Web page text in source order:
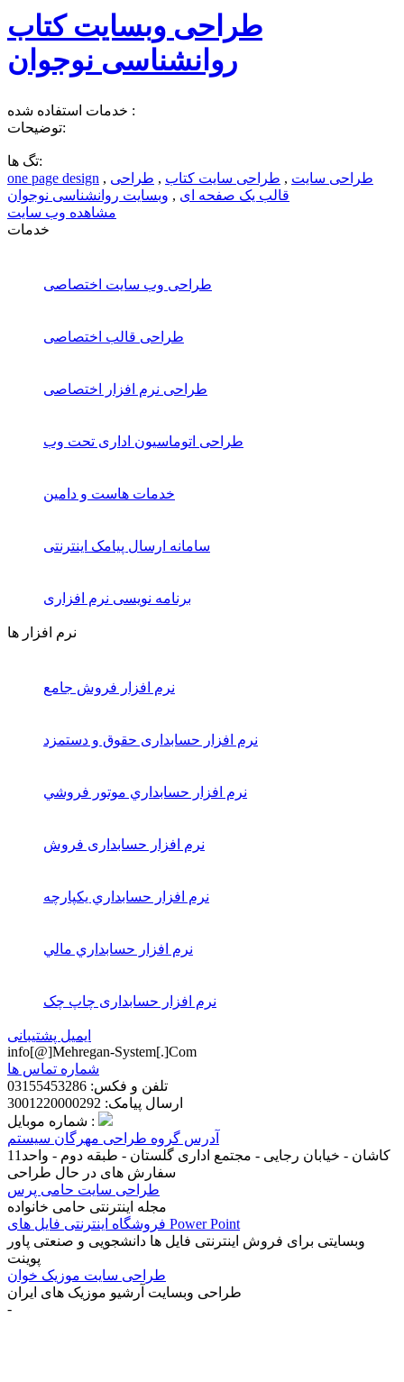
طراحی وبسایت کتاب
روانشناسی نوجوان
خدمات استفاده شده :
توضیحات:
تگ ها:
one page design , طراحی سایت , طراحی سایت کتاب , طراحی
قالب یک صفحه ای , وبسایت روانشناسی نوجوان
مشاهده وب سایت
خدمات
طراحی وب سایت اختصاصی
طراحی قالب اختصاصی
طراحی نرم افزار اختصاصی
طراحی اتوماسیون اداری تحت وب
خدمات هاست و دامین
سامانه ارسال پیامک اینترنتی
برنامه نویسی نرم افزاری
نرم افزار ها
نرم افزار فروش جامع
نرم افزار حسابداری حقوق و دستمزد
نرم افزار حسابداري موتور فروشي
نرم افزار حسابداری فروش
نرم افزار حسابداري يكپارچه
نرم افزار حسابداري مالي
نرم افزار حسابداری چاپ چک
ایمیل پشتیبانی
info[@]Mehregan-System[.]Com
شماره تماس ها
تلفن و فکس: 03155453286
ارسال پیامک: 3001220000292
شماره موبایل :
آدرس گروه طراحی مهرگان سیستم
کاشان - خیابان رجایی - مجتمع اداری گلستان - طبقه دوم - واحد11
سفارش های در حال طراحی
طراحی سایت حامی پرس
مجله اینترنتی حامی خانواده
فروشگاه اینترنتی فایل های Power Point
وبسایتی برای فروش اینترنتی فایل ها دانشجویی و صنعتی پاور
پوینت
طراحی سایت موزیک خوان
طراحی وبسایت آرشیو موزیک های ایران
-